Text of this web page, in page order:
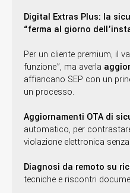
Digital Extras Plus: la
“ferma al giorno
Per un cliente premium, il
funzione”, ma averla
affiancano SEP con un
un processo.
Aggiornamenti OTA di
automatico, per
violazione elettronica
Diagnosi da remoto su
tecniche e riscontri